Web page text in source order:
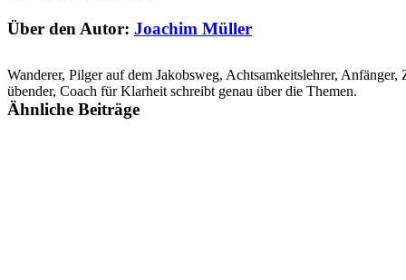
Über den Autor: Joachim Müller
Wanderer, Pilger auf dem Jakobsweg, Achtsamkeitslehrer, Anfänger,
übender, Coach für Klarheit schreibt genau über die Themen.
Ähnliche Beiträge